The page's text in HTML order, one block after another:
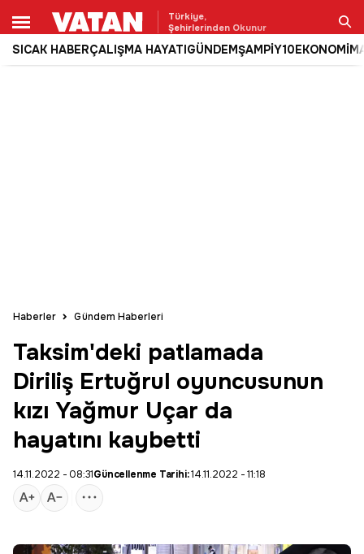
Türkiye,
Şehirlerinden Okunur
SICAK HABERÇALIŞMA HAYATIGÜNDEMŞAMPİY10EKONOMİ
Ara
Haberler Gündem Haberleri
Taksim'deki patlamada
Diriliş Ertuğrul oyuncusunun
kızı Yağmur Uçar da
hayatını kaybetti
14.11.2022 - 08:31Güncellenme Tarihi:14.11.2022 - 11:18